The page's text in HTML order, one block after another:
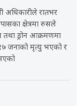
अधिकारीले रातभर
क्षेत्रमा रुसले
तथा ड्रोन आक्रमणमा
जनाको मृत्यु भएको र